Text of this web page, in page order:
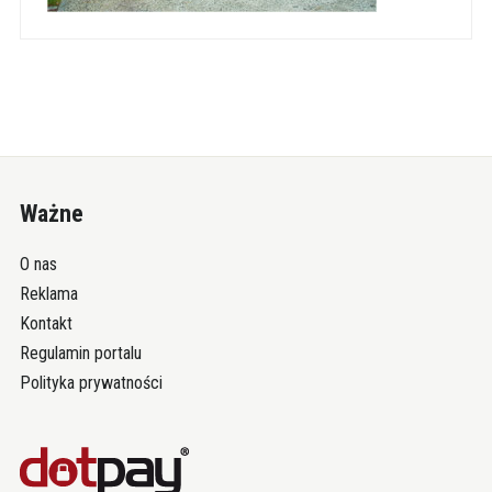
Ważne
O nas
Reklama
Kontakt
Regulamin portalu
Polityka prywatności